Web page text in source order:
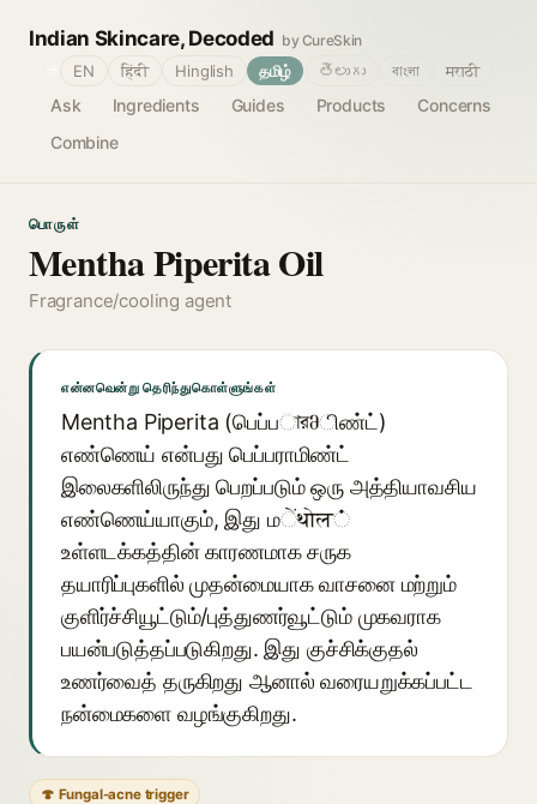
Indian Skincare, Decoded by CureSkin
Ask Ingredients Guides Products
Concerns
Combine
EN हिंदी Hinglish தமிழ் తెలుగు বাংলা मराठी
பொருள்
Mentha Piperita Oil
Fragrance/cooling agent
என்னவென்று தெரிந்துகொள்ளுங்கள்
Mentha Piperita (பெப்பারმிண்ட்)
எண்ணெய் என்பது பெப்பராமிண்ட்
இலைகளிலிருந்து பெறப்படும் ஒரு அத்தியாவசிய
எண்ணெய்யாகும், இது மेंथोल்
உள்ளடக்கத்தின் காரணமாக சருக
தயாரிப்புகளில் முதன்மையாக வாசனை மற்றும்
குளிர்ச்சியூட்டும்/புத்துணர்வூட்டும் முகவராக
பயன்படுத்தப்படுகிறது. இது குச்சிக்குதல்
உணர்வைத் தருகிறது ஆனால் வரையறுக்கப்பட்ட
நன்மைகளை வழங்குகிறது.
🍄 Fungal-acne trigger